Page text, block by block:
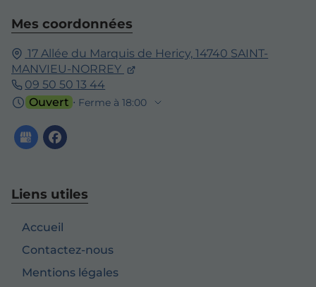
Mes coordonnées
17 Allée du Marquis de Hericy, 14740 SAINT-
MANVIEU-NORREY
09 50 50 13 44
Ouvert ⋅ Ferme à 18:00
Liens utiles
Accueil
Contactez-nous
Mentions légales